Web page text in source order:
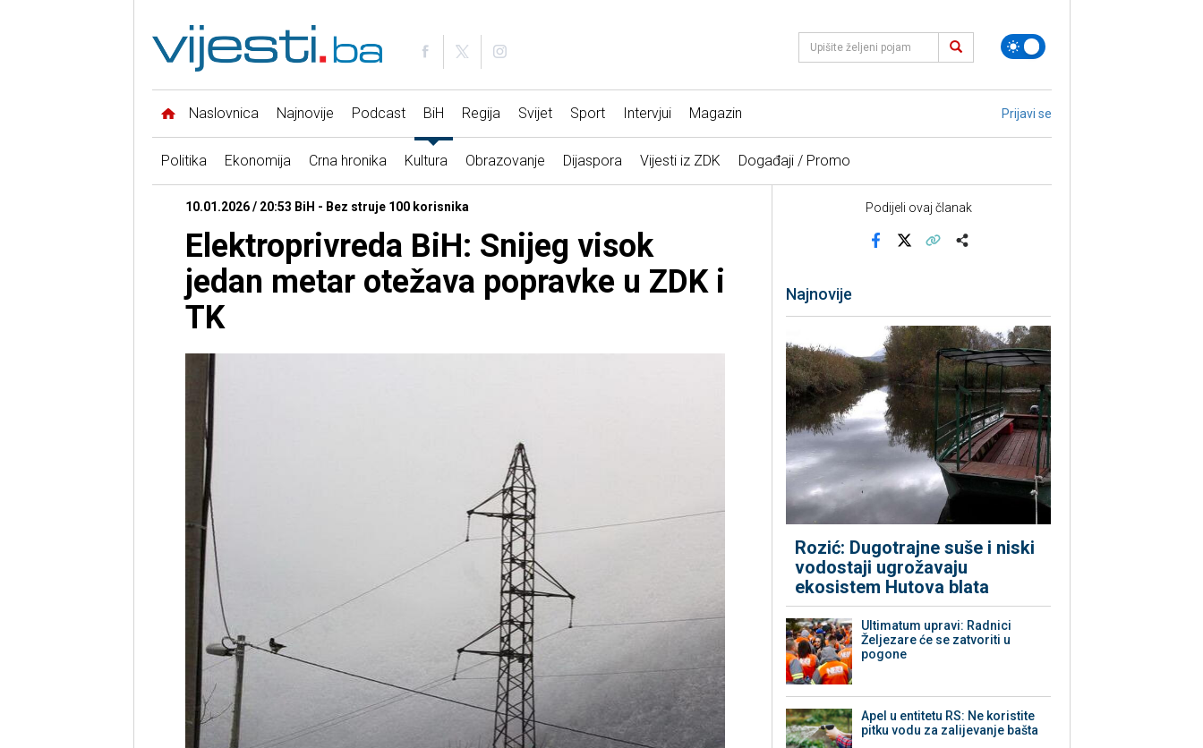
Naslovnica Najnovije Podcast BiH Regija Svijet Sport Intervjui Magazin Prijavi se
Politika Ekonomija Crna hronika Kultura Obrazovanje Dijaspora Vijesti iz ZDK Događaji / Promo
10.01.2026 / 20:53 BiH - Bez struje 100 korisnika
Elektroprivreda BiH: Snijeg visok
jedan metar otežava popravke u ZDK i
TK
Podijeli ovaj članak
Najnovije
Rozić: Dugotrajne suše i niski
vodostaji ugrožavaju
ekosistem Hutova blata
Ultimatum upravi: Radnici
Željezare će se zatvoriti u
pogone
Apel u entitetu RS: Ne koristite
pitku vodu za zalijevanje bašta